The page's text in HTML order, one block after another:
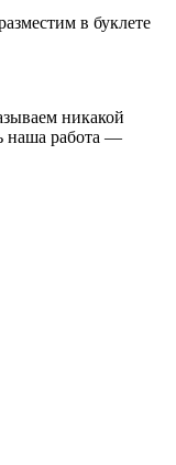
в буклете
никакой
наша работа —